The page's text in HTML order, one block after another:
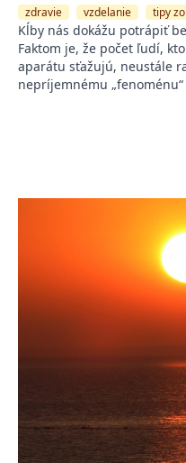
zdravie
vzdelanie tipy
Kĺby nás dokážu potrápiť
Faktom je, že počet ľudí,
aparátu sťažujú, neustále
nepríjemnému